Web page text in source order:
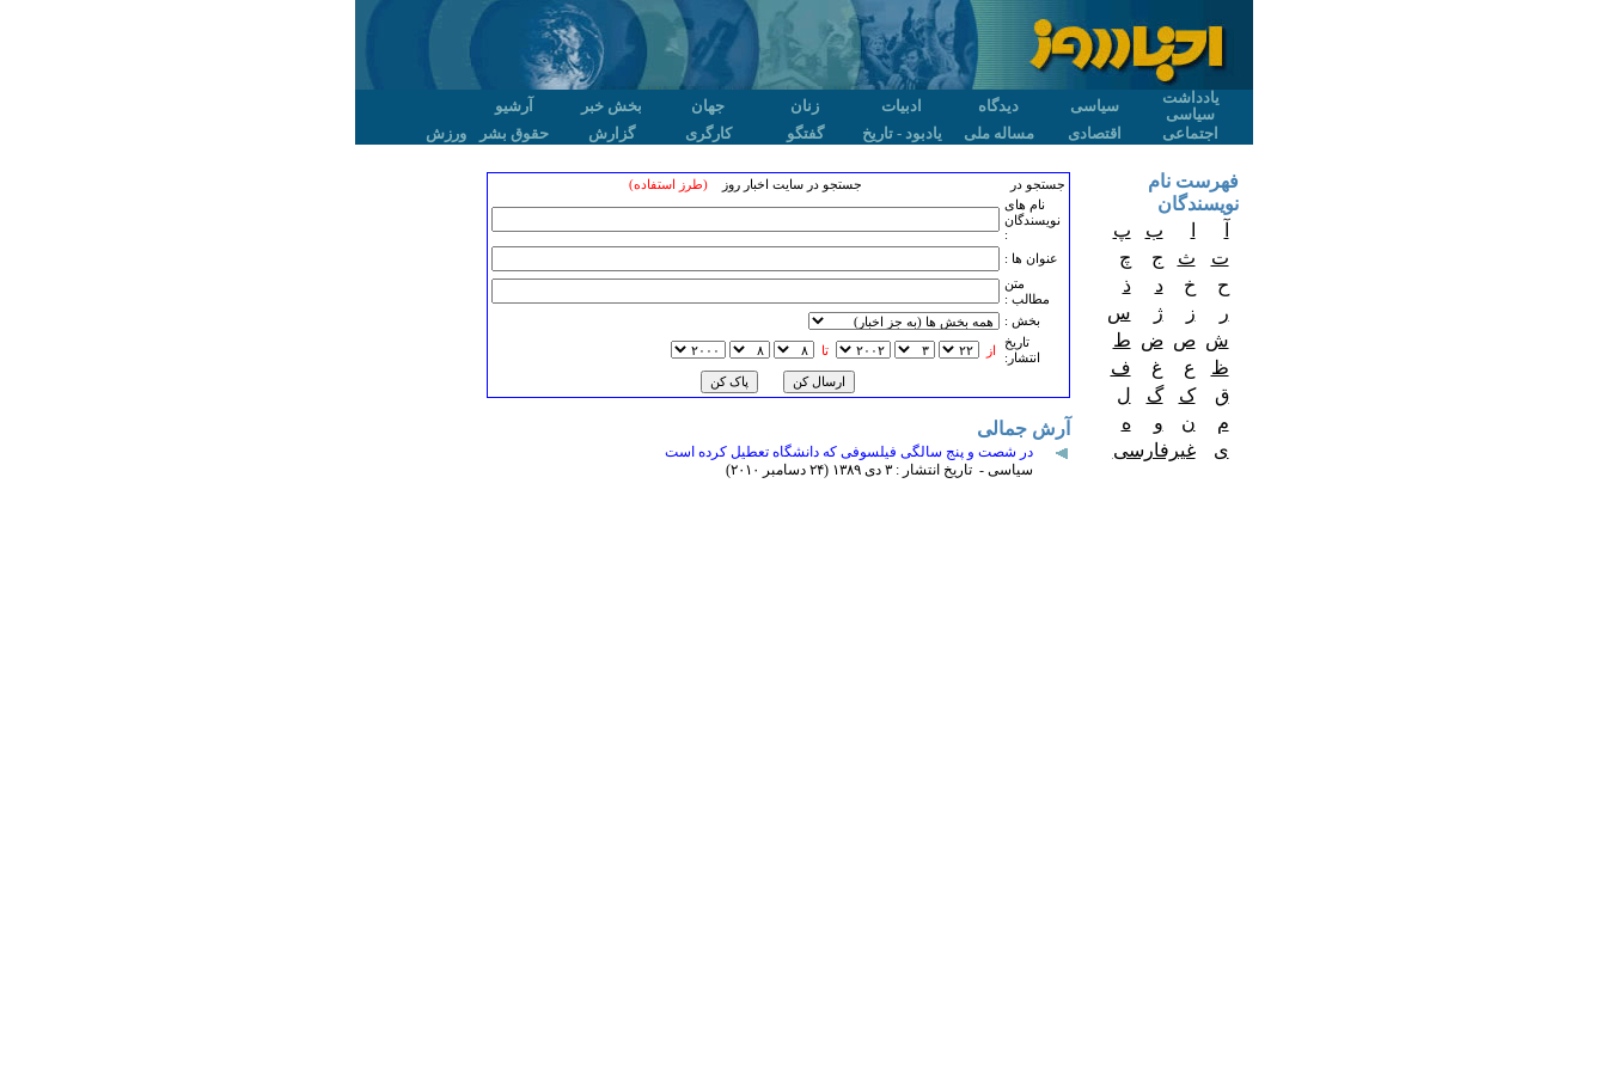
یادداشت
سیاسی
سیاسی دیدگاه ادبیات زنان جهان بخش خبر
آرشیو
اجتماعی
اقتصادی مساله ملی یادبود - تاریخ گفتگو کارگری گزارش حقوق بشر ورزش
جستجو در جستجو در سایت اخبار روز(طرز استفاده)
نام های
نویسندگان
:
عنوان ها :
متن
مطالب :
بخش :
تاريخ
انتشار:
از تا
آرش جمالی
در شصت و پنج سالگی فیلسوفی که دانشگاه تعطیل کرده است
سیاسی - تاریخ انتشار : ٣ دی ۱٣٨۹ (۲۴ دسامبر ۲۰۱۰)
فهرست نام
نویسندگان
ب
پ
ت
ث ج
چ
ح
خ د
ذ
ر
ز ژ
س
ش ص ض ط
ظ
ع غ
ف
ق
ک گ
ل
م
ن و
ه
ی
غیرفارسی